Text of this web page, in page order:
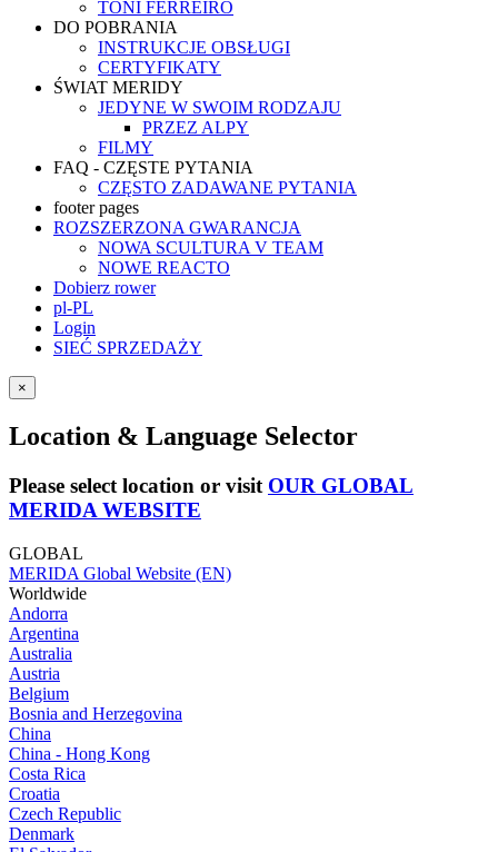
TONI FERREIRO
DO POBRANIA
INSTRUKCJE OBSŁUGI
CERTYFIKATY
ŚWIAT MERIDY
JEDYNE W SWOIM RODZAJU
PRZEZ ALPY
FILMY
FAQ - CZĘSTE PYTANIA
CZĘSTO ZADAWANE PYTANIA
footer pages
ROZSZERZONA GWARANCJA
NOWA SCULTURA V TEAM
NOWE REACTO
Dobierz rower
pl-PL
Login
SIEĆ SPRZEDAŻY
×
Location & Language Selector
Please select location or visit OUR GLOBAL
MERIDA WEBSITE
GLOBAL
MERIDA Global Website (EN)
Worldwide
Andorra
Argentina
Australia
Austria
Belgium
Bosnia and Herzegovina
China
China - Hong Kong
Costa Rica
Croatia
Czech Republic
Denmark